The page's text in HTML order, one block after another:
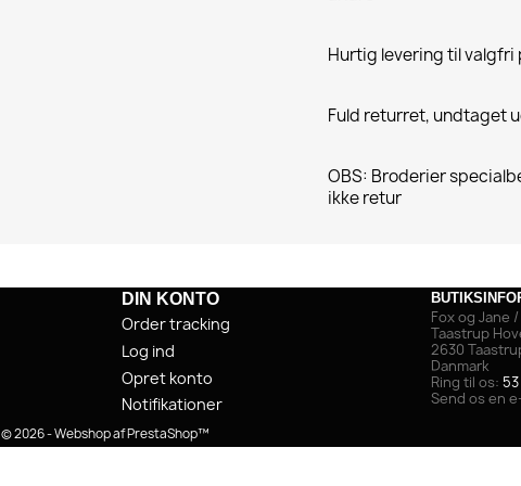
Hurtig levering til valgfri
Fuld returret, undtaget
OBS: Broderier
ikke retur
DIN KONTO
Order tracking
Log ind
Opret konto
Notifikationer
Fox og Jane
Taastrup
2630
Danmark
Ring til os: 53
Send os en
© 2026 - Webshop af PrestaShop™